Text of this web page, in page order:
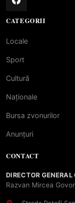
CATEGORII
Locale
Sport
Cultură
Naționale
Bursa zvonurilor
Anunțuri
CONTACT
DIRECTOR
Razvan Mircea Govor